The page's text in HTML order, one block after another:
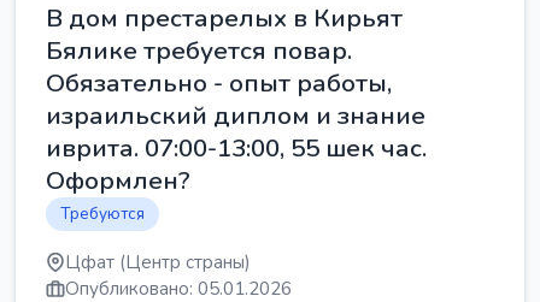
В дом престарелых в Кирьят
Бялике требуется повар.
Обязательно - опыт работы,
израильский диплом и знание
иврита. 07:00-13:00, 55 шек час.
Оформлен?
Требуются
Цфат (Центр страны)
Опубликовано: 05.01.2026